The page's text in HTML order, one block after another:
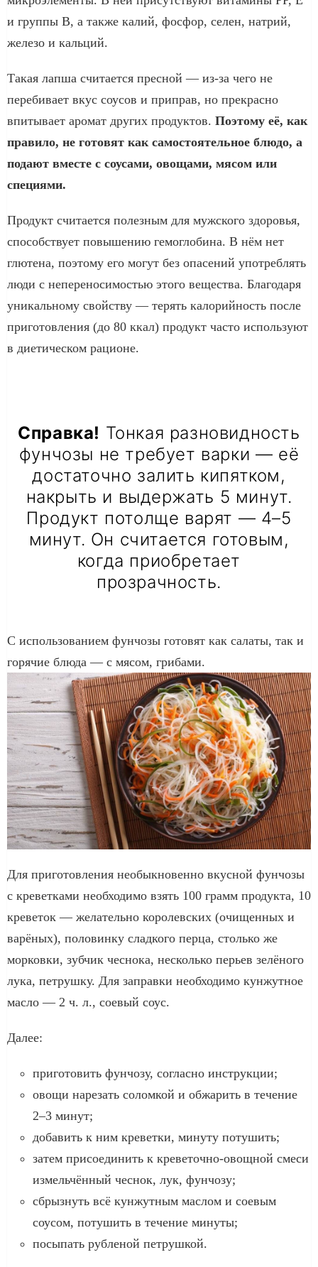
и группы B, а также калий, фосфор, селен, натрий,
железо и кальций.
Такая лапша считается пресной — из-за чего не
перебивает вкус соусов и приправ, но прекрасно
впитывает аромат других продуктов. Поэтому её, как
правило, не готовят как самостоятельное блюдо, а
подают вместе с соусами, овощами, мясом или
специями.
Продукт считается полезным для мужского здоровья,
способствует повышению гемоглобина. В нём нет
глютена, поэтому его могут без опасений употреблять
люди с непереносимостью этого вещества. Благодаря
уникальному свойству — терять калорийность после
приготовления (до 80 ккал) продукт часто используют
в диетическом рационе.
Справка! Тонкая разновидность
фунчозы не требует варки — её
достаточно залить кипятком,
накрыть и выдержать 5 минут.
Продукт потолще варят — 4–5
минут. Он считается готовым,
когда приобретает
прозрачность.
С использованием фунчозы готовят как салаты, так и
горячие блюда — с мясом, грибами.
Для приготовления необыкновенно вкусной фунчозы
с креветками необходимо взять 100 грамм продукта, 10
креветок — желательно королевских (очищенных и
варёных), половинку сладкого перца, столько же
морковки, зубчик чеснока, несколько перьев зелёного
лука, петрушку. Для заправки необходимо кунжутное
масло — 2 ч. л., соевый соус.
Далее:
приготовить фунчозу, согласно инструкции;
овощи нарезать соломкой и обжарить в течение
2–3 минут;
добавить к ним креветки, минуту потушить;
затем присоединить к креветочно-овощной смеси
измельчённый чеснок, лук, фунчозу;
сбрызнуть всё кунжутным маслом и соевым
соусом, потушить в течение минуты;
посыпать рубленой петрушкой.